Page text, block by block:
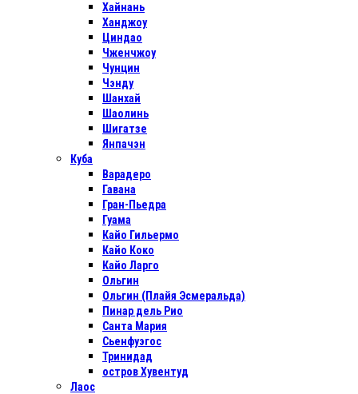
Хайнань
Ханджоу
Циндао
Чженчжоу
Чунцин
Чэнду
Шанхай
Шаолинь
Шигатзе
Янпачэн
Куба
Варадеро
Гавана
Гран-Пьедра
Гуама
Кайо Гильермо
Кайо Коко
Кайо Ларго
Ольгин
Ольгин (Плайя Эсмеральда)
Пинар дель Рио
Санта Мария
Сьенфуэгос
Тринидад
остров Хувентуд
Лаос